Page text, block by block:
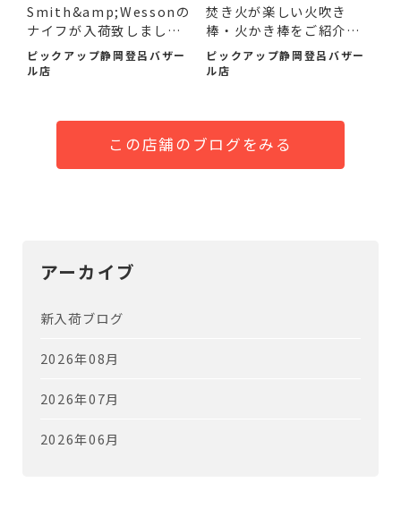
Smith&amp;Wessonの
ナイフが入荷致しまし
た！
ピックアップ静岡登呂バザー
ル店
焚き火が楽しい火吹き
棒・火かき棒をご紹介い
たし...
ピックアップ静岡登呂バザー
ル店
この店舗のブログをみる
アーカイブ
新入荷ブログ
2026年08月
2026年07月
2026年06月